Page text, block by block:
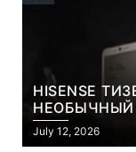
HISENSE
НЕОБЫЧНЫЙ
СЪЕМНОЙ
КОНТЕНТА И
July 12, 2026